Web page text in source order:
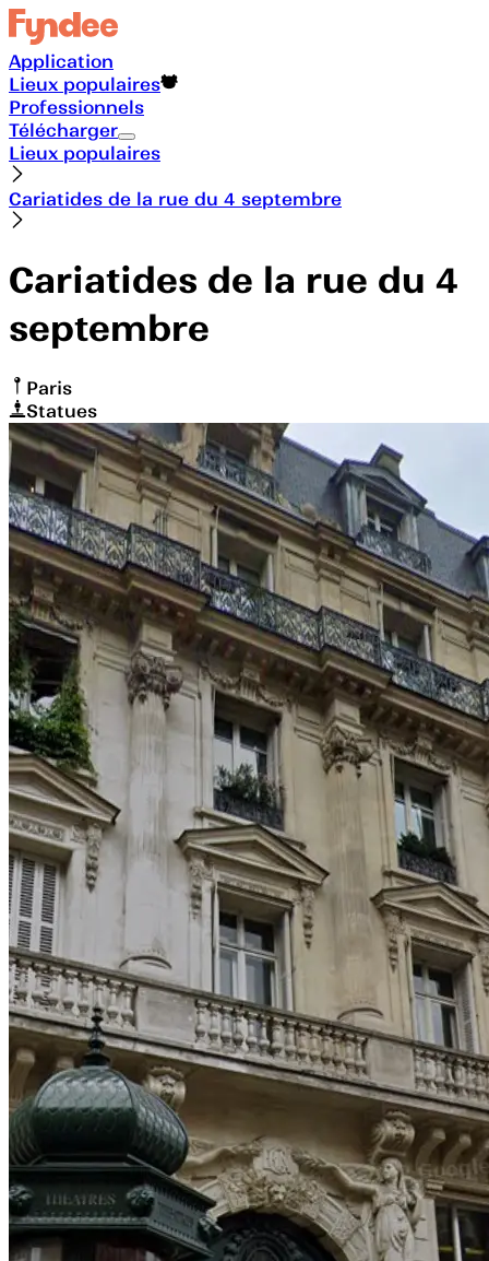
Application
Lieux populaires
Professionnels
Télécharger
Lieux populaires
Cariatides de la rue du 4 septembre
Cariatides de la rue du 4
septembre
Paris
Statues